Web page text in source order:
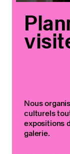
Nous
culturels
expositions
galerie.